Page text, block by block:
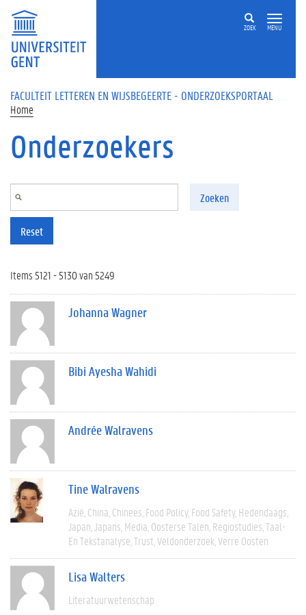
Overslaan en naar de inhoud gaan
ZOEK MENU
FACULTEIT LETTEREN EN WIJSBEGEERTE - ONDERZOEKSPORTAAL
Home
Onderzoekers
Zoeken
Reset
Items 5121 - 5130 van 5249
Johanna Wagner
Bibi Ayesha Wahidi
Andrée Walravens
Tine Walravens
Azië China Chinees Food Policy Food Safety Hedendaags
Japan Japans Media Oosterse Talen Regiostudies Taal-
En Tekstanalyse Trust Veldonderzoek Verre Oosten
Lisa Walters
Literatuurwetenschap